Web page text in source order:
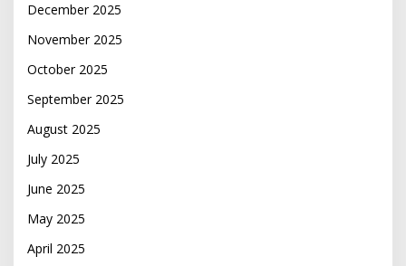
December 2025
November 2025
October 2025
September 2025
August 2025
July 2025
June 2025
May 2025
April 2025